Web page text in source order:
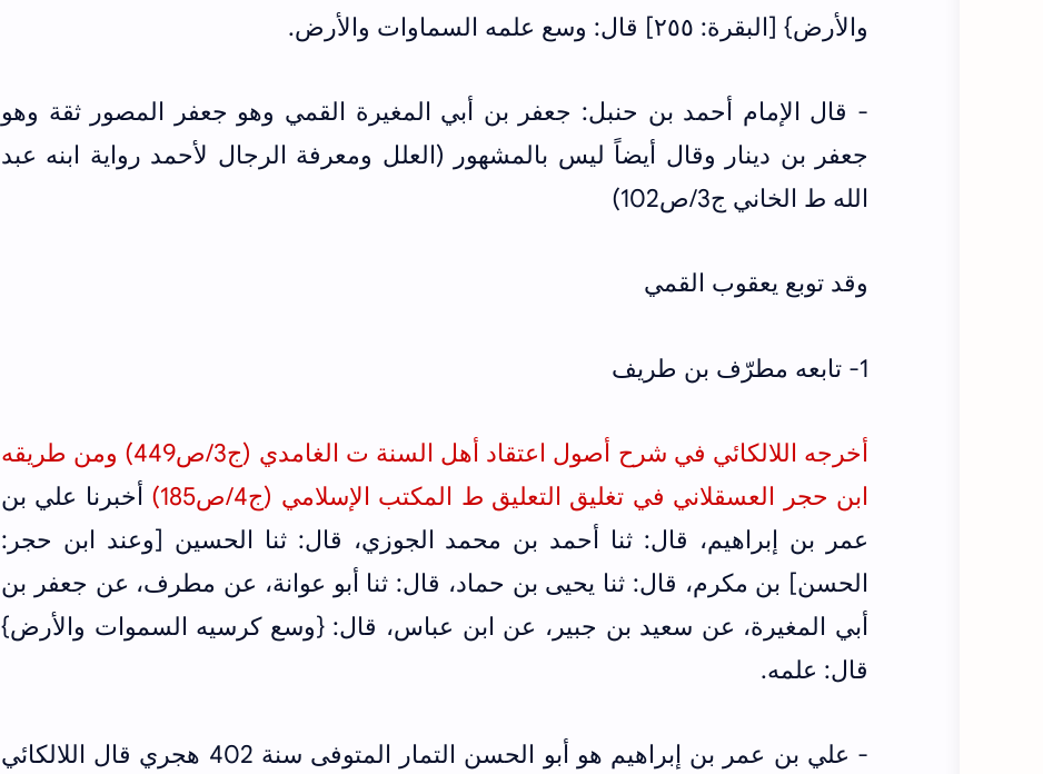
والأرض} [البقرة: ٢٥٥] قال: وسع علمه السماوات والأرض.
- قال الإمام أحمد بن حنبل: جعفر بن أبي المغيرة القمي وهو جعفر المصور ثقة وهو
جعفر بن دينار وقال أيضاً ليس بالمشهور (العلل ومعرفة الرجال لأحمد رواية ابنه عبد
الله ط الخاني ج3/ص102)
وقد توبع يعقوب القمي
1- تابعه مطرّف بن طريف
أخرجه اللالكائي في شرح أصول اعتقاد أهل السنة ت الغامدي (ج3/ص449) ومن طريقه
ابن حجر العسقلاني في تغليق التعليق ط المكتب الإسلامي (ج4/ص185)
أخبرنا علي بن
عمر بن إبراهيم، قال: ثنا أحمد بن محمد الجوزي، قال: ثنا الحسين [وعند ابن حجر:
الحسن] بن مكرم، قال: ثنا يحيى بن حماد، قال: ثنا أبو عوانة، عن مطرف، عن جعفر بن
أبي المغيرة، عن سعيد بن جبير، عن ابن عباس، قال: {وسع كرسيه السموات والأرض}
قال: علمه.
- علي بن عمر بن إبراهيم هو أبو الحسن التمار المتوفى سنة 402 هجري قال اللالكائي